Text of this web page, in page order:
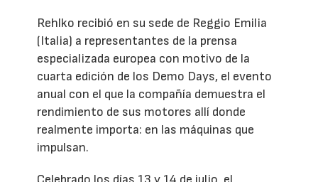
Rehlko recibió en su sede de Reggio Emilia
(Italia) a representantes de la prensa
especializada europea con motivo de la
cuarta edición de los Demo Days, el evento
anual con el que la compañía demuestra el
rendimiento de sus motores allí donde
realmente importa: en las máquinas que
impulsan.